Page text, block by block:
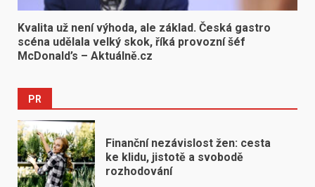
Kvalita už není výhoda, ale základ. Česká gastro
scéna udělala velký skok, říká provozní šéf
McDonald’s – Aktuálně.cz
PR
Finanční nezávislost žen: cesta
ke klidu, jistotě a svobodě
rozhodování